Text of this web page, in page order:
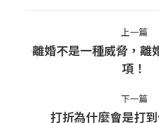
navigation
上一篇
上
一
篇
文
離婚不是一種威脅，離
項！
下一篇
下
打折為什麼會是打